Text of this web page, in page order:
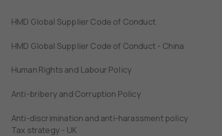
HMD Global Supplier Code of Conduct
HMD Global Supplier Code of Conduct - China
Human Rights and Labour Policy
Anti-bribery and Corruption Policy
Anti-discrimination and anti-harassment policy
Tax strategy - UK